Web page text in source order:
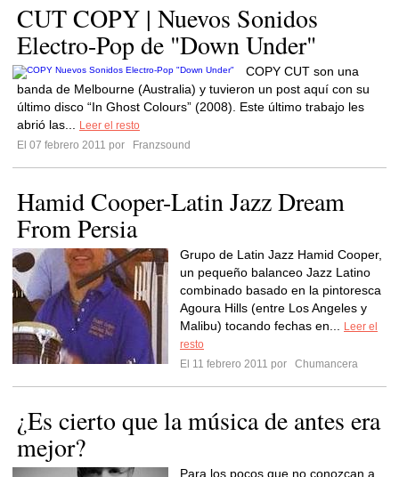
CUT COPY | Nuevos Sonidos
Electro-Pop de "Down Under"
COPY CUT son una
banda de Melbourne (Australia) y tuvieron un post aquí con su
último disco “In Ghost Colours” (2008). Este último trabajo les
abrió las...
Leer el resto
El 07 febrero 2011 por
Franzsound
Hamid Cooper-Latin Jazz Dream
From Persia
Grupo de Latin Jazz Hamid Cooper,
un pequeño balanceo Jazz Latino
combinado basado en la pintoresca
Agoura Hills (entre Los Angeles y
Malibu) tocando fechas en...
Leer el
resto
El 11 febrero 2011 por
Chumancera
¿Es cierto que la música de antes era
mejor?
Para los pocos que no conozcan a